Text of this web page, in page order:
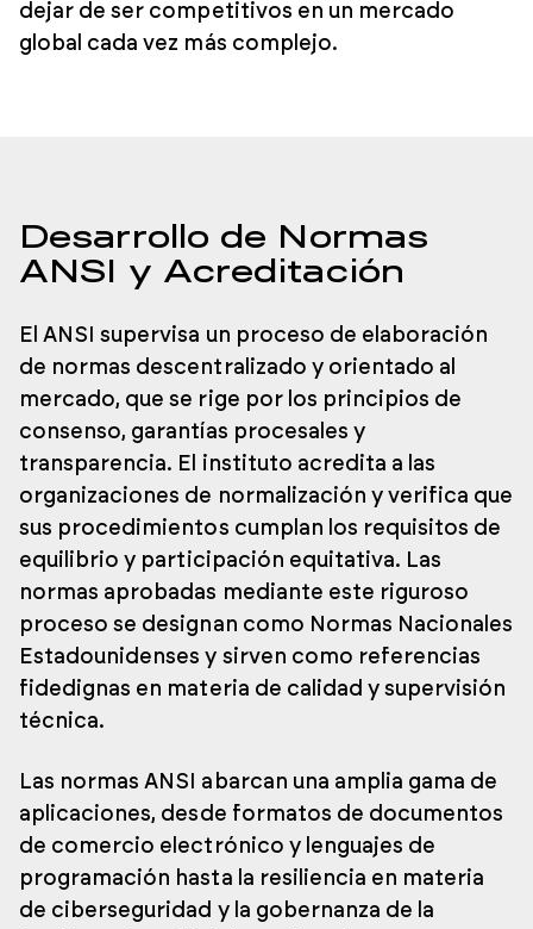
dejar de ser competitivos en un mercado
global cada vez más complejo.
Desarrollo de Normas
ANSI y Acreditación
El ANSI supervisa un proceso de elaboración
de normas descentralizado y orientado al
mercado, que se rige por los principios de
consenso, garantías procesales y
transparencia. El instituto acredita a las
organizaciones de normalización y verifica que
sus procedimientos cumplan los requisitos de
equilibrio y participación equitativa. Las
normas aprobadas mediante este riguroso
proceso se designan como Normas Nacionales
Estadounidenses y sirven como referencias
fidedignas en materia de calidad y supervisión
técnica.
Las normas ANSI abarcan una amplia gama de
aplicaciones, desde formatos de documentos
de comercio electrónico y lenguajes de
programación hasta la resiliencia en materia
de ciberseguridad y la gobernanza de la